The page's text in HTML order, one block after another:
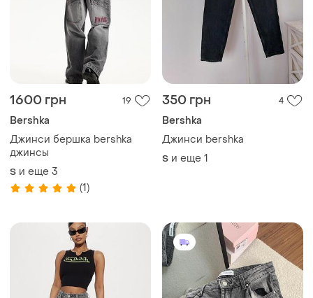
1600 грн 19
Bershka
Джинси бершка bershka
джинсы
S и еще 3
(1)
350 грн 4
Bershka
Джинси bershka
S и еще 1